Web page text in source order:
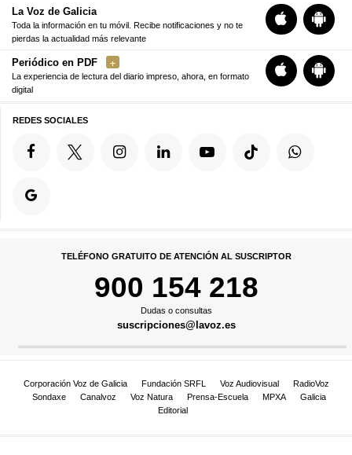
La Voz de Galicia
Toda la información en tu móvil. Recibe notificaciones y no te
pierdas la actualidad más relevante
Periódico en PDF
La experiencia de lectura del diario impreso, ahora, en formato
digital
REDES SOCIALES
TELÉFONO GRATUITO DE ATENCIÓN AL SUSCRIPTOR
900 154 218
Dudas o consultas
suscripciones@lavoz.es
Corporación Voz de Galicia Fundación SRFL Voz Audiovisual
RadioVoz
Sondaxe
Canalvoz Voz Natura Prensa-Escuela MPXA
Galicia
Editorial